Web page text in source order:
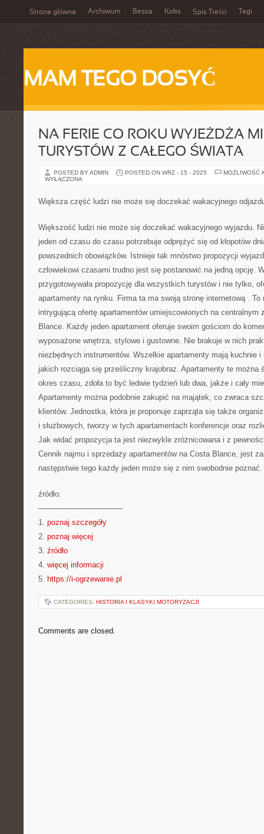
Strona główna Archiwum Bessa Koks Spis Treści Tagi
MAM TEGO DOSYĆ
NA FERIE CO ROKU WYJEŻDŻA
TURYSTÓW Z CAŁEGO ŚWIATA
POSTED BY ADMIN POSTED ON WRZ - 15 - 2025
MOŻLIWOŚĆ
WYŁĄCZONA
Większa część ludzi nie może się doczekać wakacyjnego
Większość ludzi nie może się doczekać wakacyjnego wyjazdu.
jeden od czasu do czasu potrzebuje odprężyć się od kłopotów
powszednich obowiązków. Istnieje tak mnóstwo propozycji
człowiekowi czasami trudno jest się postanowić na jedną opcję.
przygotowywała propozycję dla wszystkich turystów i nie tylko,
apartamenty na rynku. Firma ta ma swoją stronę internetową . To
intrygującą ofertę apartamentów umiejscowionych na centralnym
Blance. Każdy jeden apartament oferuje swoim gościom do
wyposażone wnętrza, stylowe i gustowne. Nie brakuje w nich
niezbędnych instrumentów. Wszelkie apartamenty mają kuchnie
jakich rozciąga się prześliczny krajobraz. Apartamenty te można
okres czasu, zdoła to być ledwie tydzień lub dwa, jakże i cały
Apartamenty można podobnie zakupić na majątek, co zwraca
klientów. Jednostka, która je proponuje zaprząta się także
i służbowych, tworzy w tych apartamentach konferencje oraz
Jak widać propozycja ta jest niezwykle zróżnicowana i z
Cennik najmu i sprzedaży apartamentów na Costa Blance, jest
następstwie tego każdy jeden może się z nim swobodnie poznać.
źródło:
———————————
1. poznaj szczegóły
2. poznaj więcej
3. źródło
4. więcej informacji
5. https://i-ogrzewanie.pl
CATEGORIES: HISTORIA I KLASYKI MOTORYZACJI
Comments are closed.